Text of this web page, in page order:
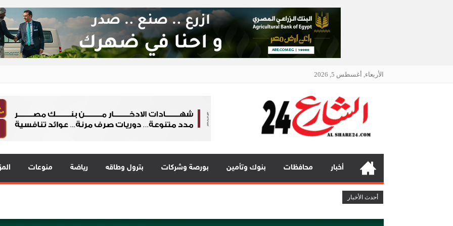
الأربعاء, أغسطس 5, 2026
الشارع 24
أنت دائمًا في قلب الحدث
أخبار محافظات بنوك وتأمين بورصة وشركات بترول وطاقه رياضة منوعات
أحدث الأخبار
إي اف چي فاينانس تستعرض خطط نمو «بلد» لتعزيز حضورها في سوق تحويلات المصريين بالخارج